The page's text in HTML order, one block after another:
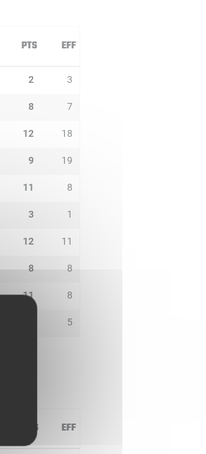
PTS EFF
2 3
8 7
12 18
9 19
11 8
3 1
12 11
8 8
11 8
5
PTS EFF